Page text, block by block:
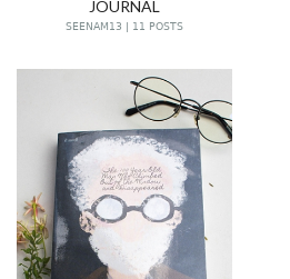
JOURNAL
SEENAM13 | 11 POSTS